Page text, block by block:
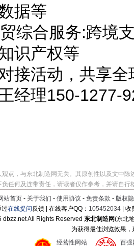
据等
综合服务:跨境
识产权等
接活动，共享
经理150-1277-
点，与东北制造网无关。其原创性以及文中
任何及连带责任，请读者仅作参考，并请自行
站首页 - 关于我们 - 使用协议 - 免责条款 - 版权
过在线提问反馈 | 在线客户QQ： 105452034 | 收
dbzz.net All Rights Reserved东北制造网(东北
为获得最佳浏览效果
经营性网站
百强